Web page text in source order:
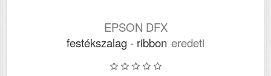
EPSON DFX
festékszalag - ribbon eredeti